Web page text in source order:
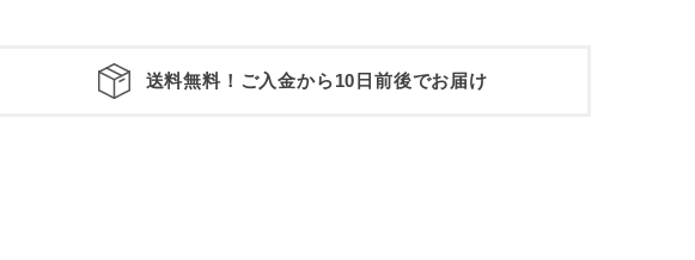
送料無料！ご入金から10日前後でお届け